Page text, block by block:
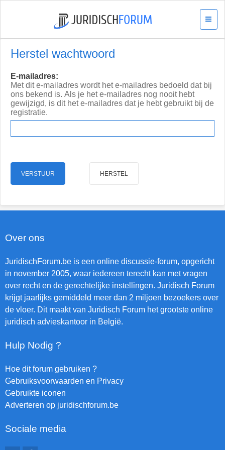
Herstel wachtwoord
E-mailadres:
Met dit e-mailadres wordt het e-mailadres bedoeld dat bij
ons bekend is. Als je het e-mailadres nog nooit hebt
gewijzigd, is dit het e-mailadres dat je hebt gebruikt bij de
registratie.
Over ons
JuridischForum.be is een online discussie-forum, opgericht
in november 2005, waar iedereen terecht kan met vragen
over recht en de gerechtelijke instellingen. Juridisch Forum
krijgt jaarlijks gemiddeld meer dan 2 miljoen bezoekers over
de vloer. Dit maakt van Juridisch Forum het grootste online
juridisch advieskantoor in België.
Hulp Nodig ?
Hoe dit forum gebruiken ?
Gebruiksvoorwaarden en Privacy
Gebruikte iconen
Adverteren op juridischforum.be
Sociale media